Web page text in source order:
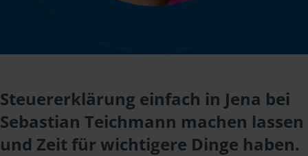
Steuererklärung einfach in Jena bei
Sebastian Teichmann machen lassen
und Zeit für wichtigere Dinge haben.